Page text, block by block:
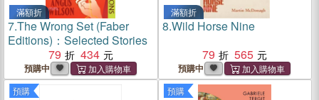
滿額折
7.The Wrong Set (Faber
Editions)：Selected Stories
79
434
預購中
滿額折
8.Wild Horse Nine
79
565
預購中
預購 預購